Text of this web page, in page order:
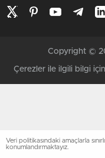
Copyright ©
Çerezler ile ilgili bilgi için
Veri politikasındaki amaçlarla
konumlandırmaktayız.